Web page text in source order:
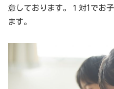
意しております。１対1でお
ます。